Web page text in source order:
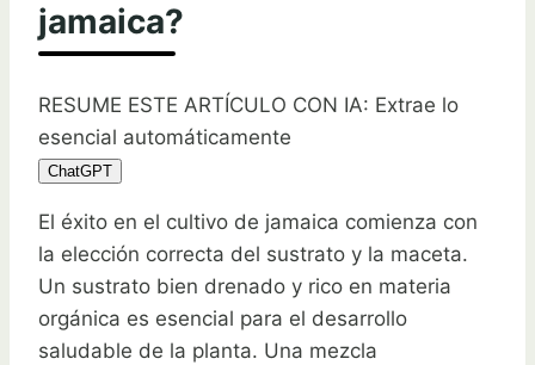
jamaica?
RESUME ESTE ARTÍCULO CON IA: Extrae lo
esencial automáticamente
ChatGPT
El éxito en el cultivo de jamaica comienza con
la elección correcta del sustrato y la maceta.
Un sustrato bien drenado y rico en materia
orgánica es esencial para el desarrollo
saludable de la planta. Una mezcla